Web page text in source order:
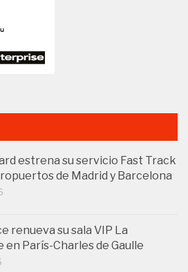
estrena su servicio Fast Track
de Madrid y Barcelona
renueva su sala VIP La
en París-Charles de Gaulle